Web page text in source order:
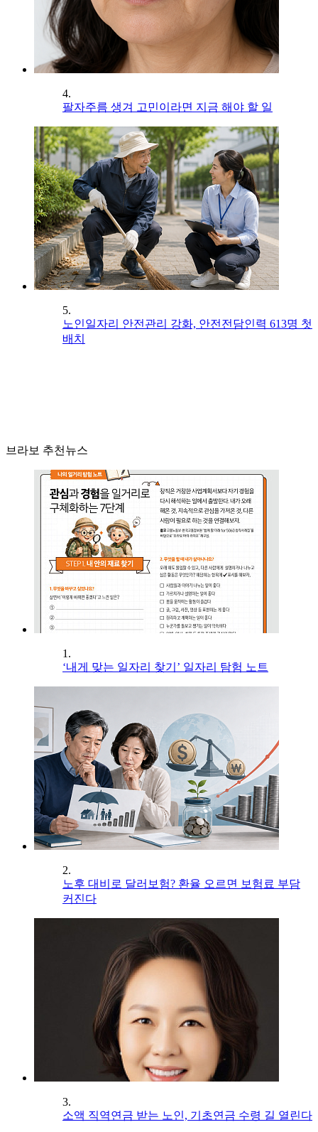
4.
팔자주름 생겨 고민이라면 지금 해야 할 일
5.
노인일자리 안전관리 강화, 안전전담인력 613명 첫
배치
브라보 추천뉴스
1.
‘내게 맞는 일자리 찾기’ 일자리 탐험 노트
2.
노후 대비로 달러보험? 환율 오르면 보험료 부담
커진다
3.
소액 직역연금 받는 노인, 기초연금 수령 길 열린다